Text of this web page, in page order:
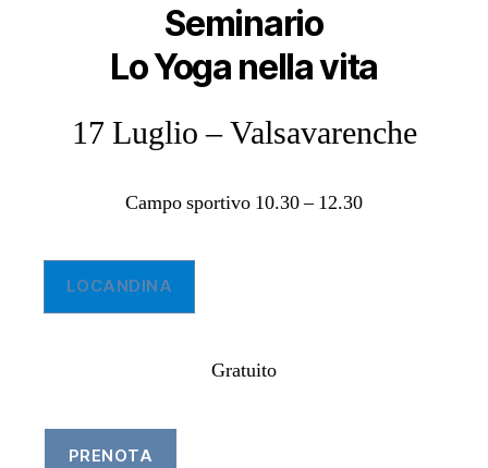
Seminario
Lo Yoga nella vita
17 Luglio – Valsavarenche
Campo sportivo 10.30 – 12.30
LOCANDINA
Gratuito
PRENOTA